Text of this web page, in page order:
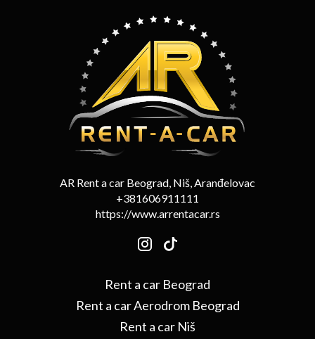
AR Rent a car Beograd, Niš, Aranđelovac
+381606911111
https://www.arrentacar.rs
Rent a car Beograd
Rent a car Aerodrom Beograd
Rent a car Niš